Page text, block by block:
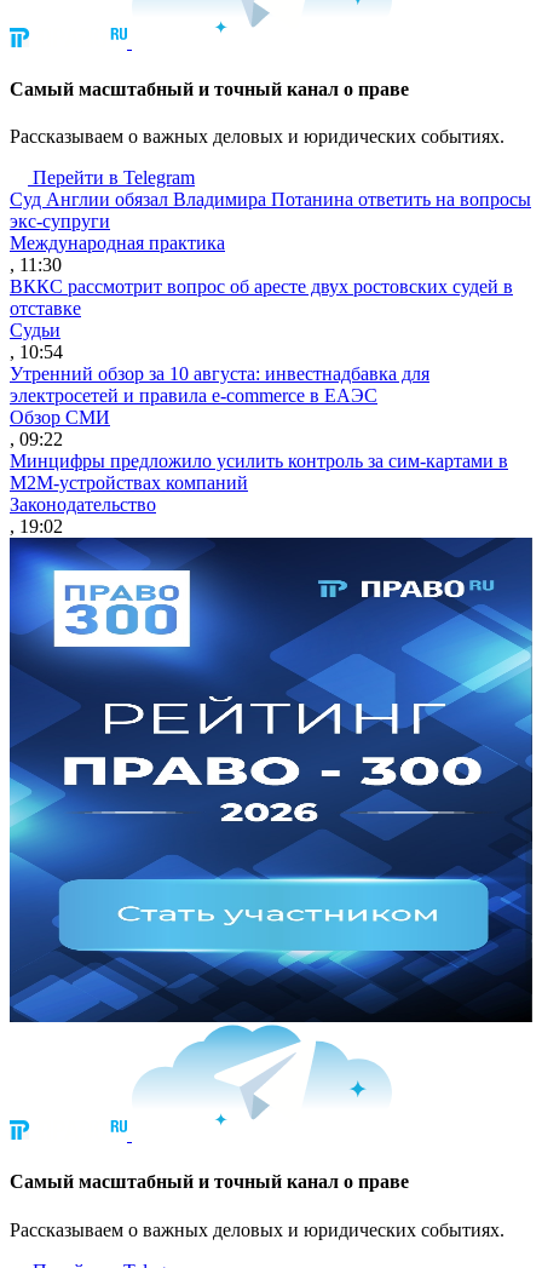
Cамый масштабный и точный канал о праве
Рассказываем о важных деловых и юридических событиях.
Перейти в Telegram
Суд Англии обязал Владимира Потанина ответить на вопросы
экс-супруги
Международная практика
, 11:30
ВККС рассмотрит вопрос об аресте двух ростовских судей в
отставке
Судьи
, 10:54
Утренний обзор за 10 августа: инвестнадбавка для
электросетей и правила e-commerce в ЕАЭС
Обзор СМИ
, 09:22
Минцифры предложило усилить контроль за сим-картами в
M2M-устройствах компаний
Законодательство
, 19:02
Cамый масштабный и точный канал о праве
Рассказываем о важных деловых и юридических событиях.